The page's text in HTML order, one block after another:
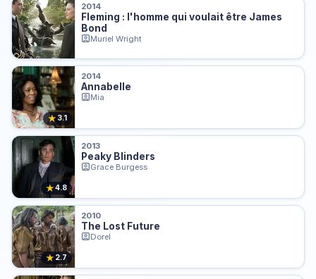
2014
Fleming : l'homme qui voulait être James
Bond
Muriel Wright
★3.1
2014
Annabelle
Mia
★4.8
2013
Peaky Blinders
Grace Burgess
★2.7
2010
The Lost Future
Dorel